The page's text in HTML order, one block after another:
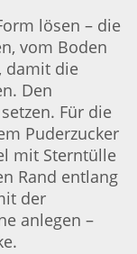
lösen – die
vom Boden
damit die
Den
Für die
Puderzucker
mit Sterntülle
Rand entlang
der
anlegen –